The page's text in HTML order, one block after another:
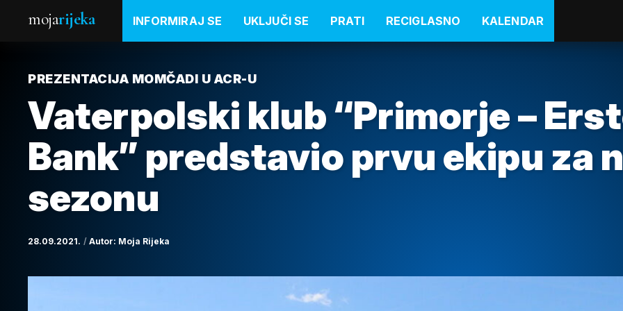
mojarijeka INFORMIRAJ SE UKLJUČI SE PRATI RECIGLASNO KALENDAR
PREZENTACIJA MOMČADI U ACR-U
Vaterpolski klub “Primorje –
Bank” predstavio prvu ekipu za
sezonu
28.09.2021. Autor: Moja Rijeka